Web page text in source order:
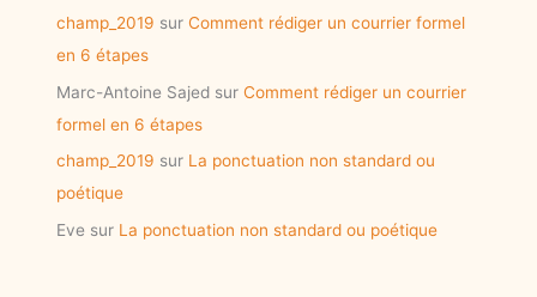
champ_2019 surComment rédiger un courrier formel
en 6 étapes
Marc-Antoine Sajed surComment rédiger un courrier
formel en 6 étapes
champ_2019 sur La ponctuation non standard ou
poétique
Eve sur La ponctuation non standard ou poétique